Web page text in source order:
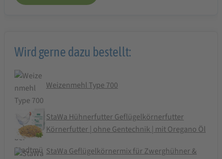
Wird gerne dazu bestellt:
Weizenmehl Type 700
StaWa Hühnerfutter Geflügelkörnerfutter
Körnerfutter | ohne Gentechnik | mit Oregano Öl
StaWa Geflügelkörnermix für Zwerghühner &